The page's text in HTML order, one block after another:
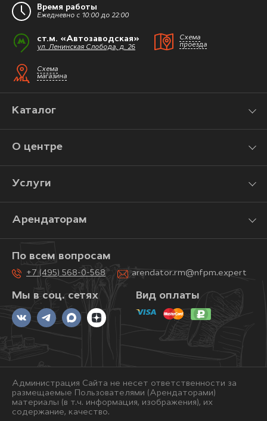
Время работы
Ежедневно с 10:00 до 22:00
ст.м. «Автозаводская»
ул. Ленинская Слобода, д. 26
Схема
проезда
Схема
магазина
Каталог
О центре
Услуги
Арендаторам
Мы в соц. сетях
По всем вопросам
+7 (495) 568-0-568 arendator.rm@nfpm.expert
Вид оплаты
Администрация Сайта не несет ответственности за
размещаемые Пользователями (Арендаторами)
материалы (в т.ч. информация, изображения), их
содержание, качество.